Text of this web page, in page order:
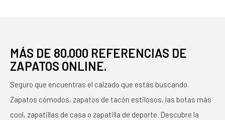
MÁS DE 80.000 REFERENCIAS DE
ZAPATOS ONLINE.
Seguro que encuentras el calzado que estás buscando.
Zapatos cómodos, zapatos de tacón estilosos, las botas más
cool, zapatillas de casa o zapatilla de deporte. Descubre la